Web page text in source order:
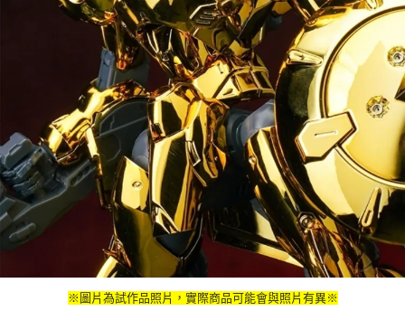
※圖片為試作品照片，實際商品可能會與照片有異※